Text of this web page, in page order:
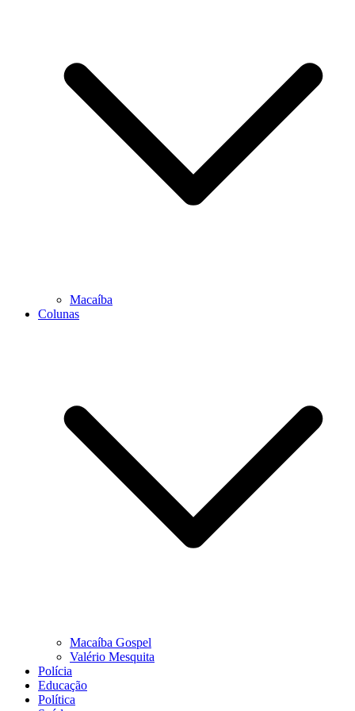
Macaíba
Colunas
Macaíba Gospel
Valério Mesquita
Polícia
Educação
Política